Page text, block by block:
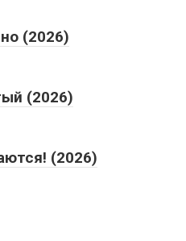
(2026)
(2026)
(2026)